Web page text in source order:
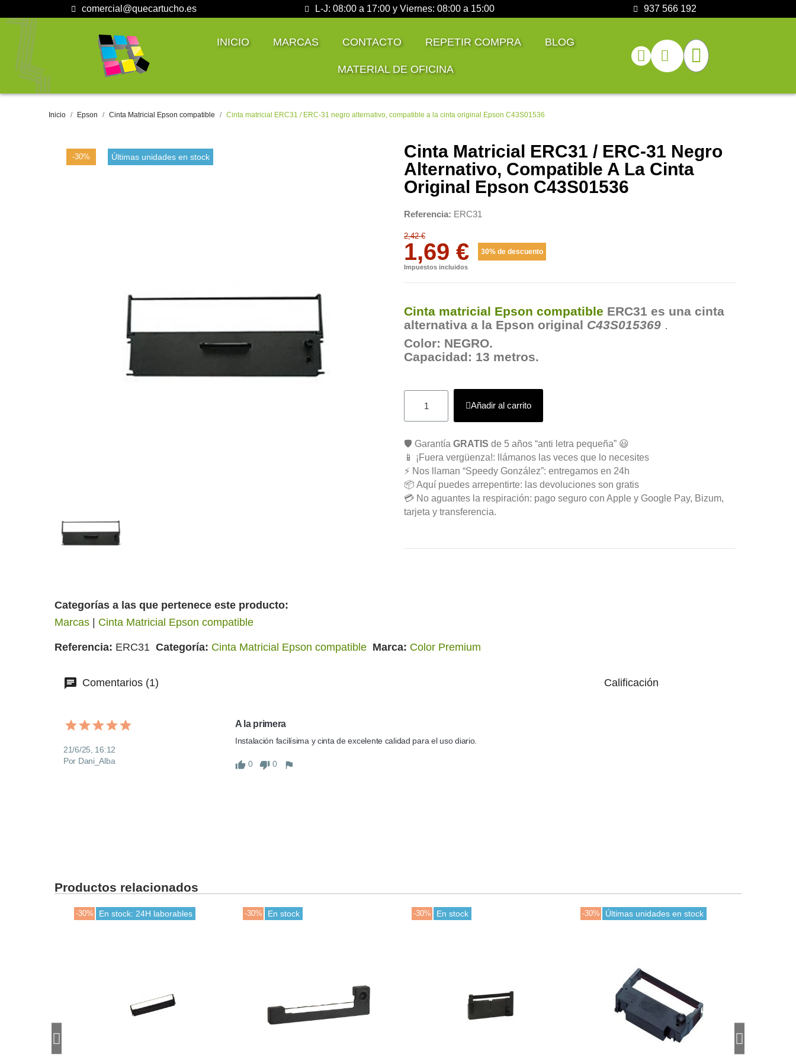
comercial@quecartucho.es L-J: 08:00 a 17:00 y Viernes: 08:00 a 15:00 937 566 192
INICIO MARCAS CONTACTO REPETIR COMPRA BLOG
MATERIAL DE OFICINA
Inicio Epson Cinta Matricial Epson compatible Cinta matricial ERC31 / ERC-31 negro alternativo, compatible a la cinta original Epson C43S01536
-30% Últimas unidades en stock
Cinta Matricial ERC31 / ERC-31 Negro
Alternativo, Compatible A La Cinta
Original Epson C43S01536
Referencia ERC31
2,42 €
1,69 € 30% de descuento
Impuestos incluidos
Cinta matricial Epson compatible ERC31 es una cinta
alternativa a la Epson original C43S015369 .
Color: NEGRO.
Capacidad: 13 metros.
Añadir al carrito
🛡️ Garantía GRATIS de 5 años “anti letra pequeña” 😃
📱 ¡Fuera vergüenza!: llámanos las veces que lo necesites
⚡ Nos llaman “Speedy González”: entregamos en 24h
📦 Aquí puedes arrepentirte: las devoluciones son gratis
💳 No aguantes la respiración: pago seguro con Apple y Google Pay, Bizum,
tarjeta y transferencia.
Categorías a las que pertenece este producto:
Marcas
Cinta Matricial Epson compatible
Referencia ERC31 Categoría Cinta Matricial Epson compatible Marca Color Premium
Comentarios (1) Calificación
21/6/25, 16:12
Por Dani_Alba
A la primera
Instalación facilísima y cinta de excelente calidad para el uso diario.
0 0
Productos relacionados
-30% En stock: 24H laborables -30% En stock -30% En stock -30% Últimas unidades en stock